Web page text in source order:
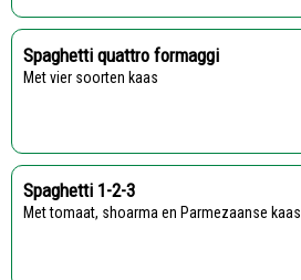
Spaghetti quattro formaggi
Met vier soorten kaas
Spaghetti 1-2-3
Met tomaat, shoarma en Parmezaanse kaas